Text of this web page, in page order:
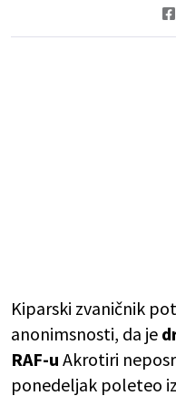
Kiparski zvaničnik
anonimsnosti, da je
RAF-u Akrotiri
ponedeljak poleteo iz